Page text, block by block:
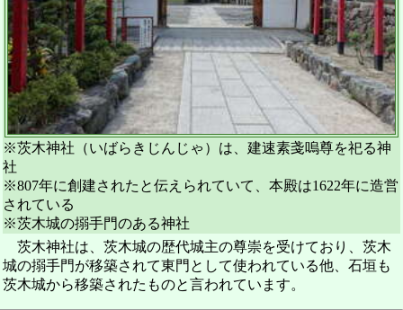
※茨木神社（いばらきじんじゃ）は、建速素戔嗚尊を祀る神
社
※807年に創建されたと伝えられていて、本殿は1622年に造営
されている
※茨木城の搦手門のある神社
茨木神社は、茨木城の歴代城主の尊崇を受けており、茨木
城の搦手門が移築されて東門として使われている他、石垣も
茨木城から移築されたものと言われています。